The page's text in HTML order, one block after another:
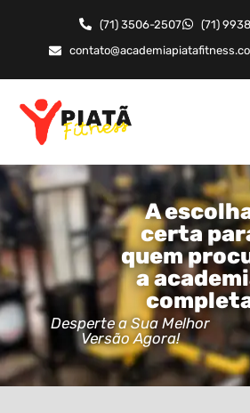
(71) 3506-2507
(71)
A
certa
quem
a
Desperte a Sua Melhor
Versão Agora!